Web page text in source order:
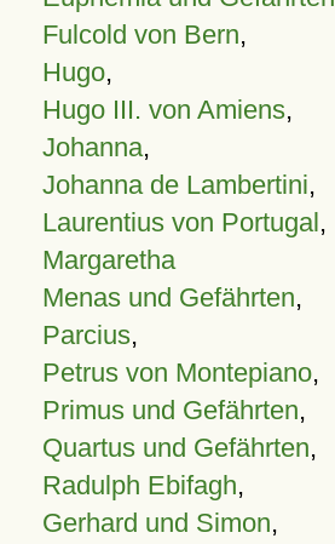
Fulcold von Bern,
Hugo,
Hugo III. von Amiens,
Johanna,
Johanna de Lambertini,
Laurentius von Portugal,
Margaretha
Menas und Gefährten,
Parcius,
Petrus von Montepiano,
Primus und Gefährten,
Quartus und Gefährten,
Radulph Ebifagh,
Gerhard und Simon,